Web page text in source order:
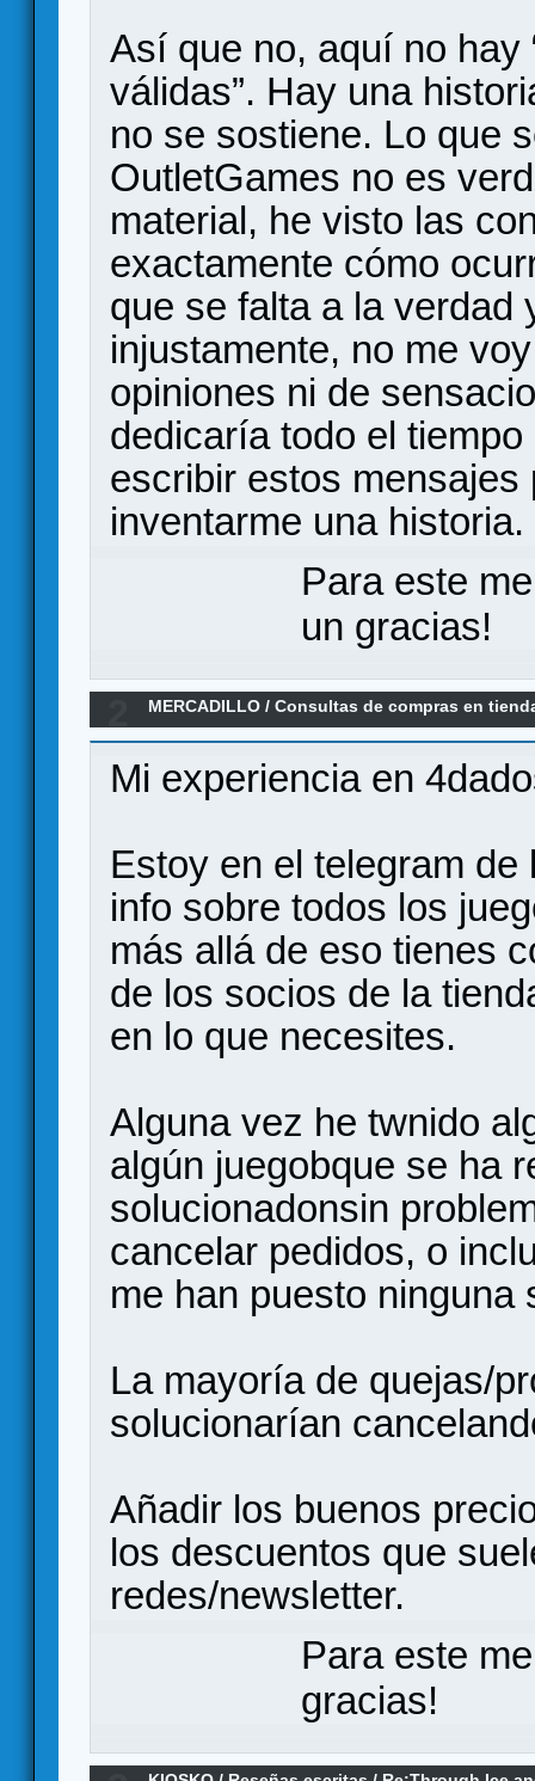
Así que no, aquí no hay
válidas”. Hay una
no se sostiene. Lo que
OutletGames no es
material, he visto las
exactamente cómo
que se falta a la verdad
injustamente, no me
opiniones ni de
dedicaría todo el
escribir estos mensajes
inventarme una historia.
Para este
un gracias!
MERCADILLO /Consultas de compras en
Mi experiencia en
Estoy en el telegram
info sobre todos los
más allá de eso tienes
de los socios de la
en lo que necesites.
Alguna vez he twnido
algún juegobque se ha
solucionadonsin
cancelar pedidos, o
me han puesto ninguna
La mayoría de quejas/
solucionarían
Añadir los buenos
los descuentos que
redes/newsletter.
Para este
gracias!